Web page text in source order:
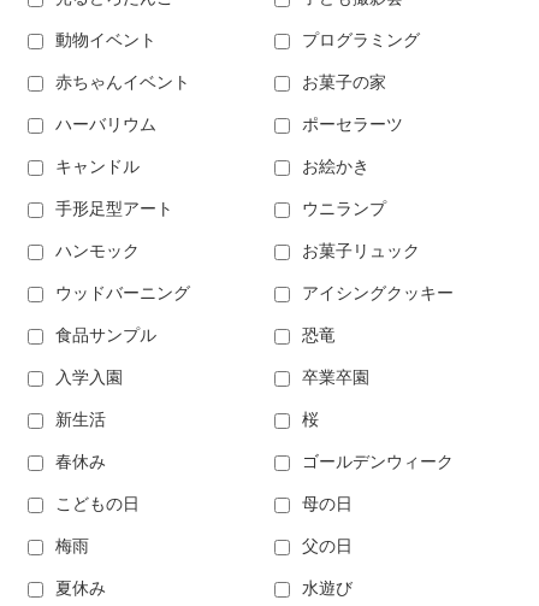
動物イベント プログラミング
赤ちゃんイベント お菓子の家
ハーバリウム ポーセラーツ
キャンドル お絵かき
手形足型アート ウニランプ
ハンモック お菓子リュック
ウッドバーニング アイシングクッキー
食品サンプル 恐竜
入学入園 卒業卒園
新生活 桜
春休み ゴールデンウィーク
こどもの日 母の日
梅雨 父の日
夏休み 水遊び